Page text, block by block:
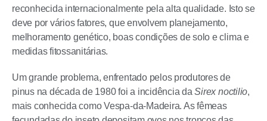
reconhecida internacionalmente pela alta qualidade. Isto se
deve por vários fatores, que envolvem planejamento,
melhoramento genético, boas condições de solo e clima e
medidas fitossanitárias.
Um grande problema, enfrentado pelos produtores de
pinus na década de 1980 foi a incidência daSirex noctilio,
mais conhecida como Vespa-da-Madeira. As fêmeas